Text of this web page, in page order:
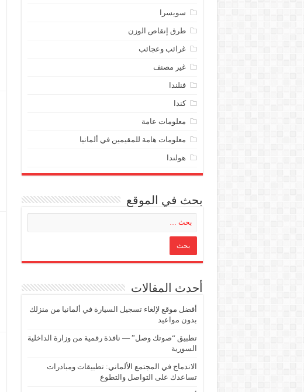
سويسرا
طرق إنقاص الوزن
غرائب وعجائب
غير مصنف
فنلندا
كندا
معلومات عامة
معلومات هامة للمقيمين في ألمانيا
هولندا
بحث في الموقع
أحدث المقالات
أفضل موقع لإلغاء تسجيل السيارة في ألمانيا من منزلك
بدون مواعيد
تطبيق “صوتك وصل” — نافذة رقمية من وزارة الداخلية
السورية
الاندماج في المجتمع الألماني: تطبيقات ومبادرات
تساعدك على التواصل والتطوع